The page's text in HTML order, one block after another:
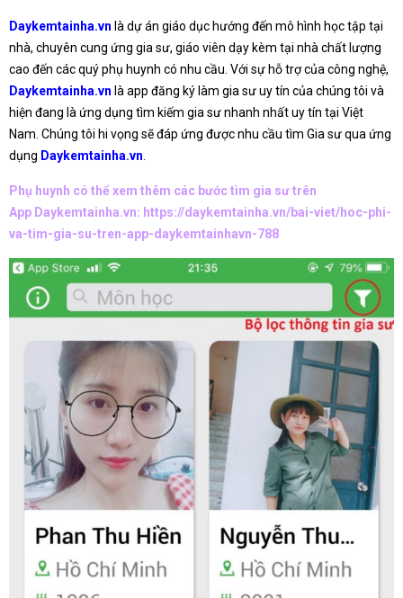
Daykemtainha.vn là dự án giáo dục hướng đến mô hình học tập tại
nhà, chuyên cung ứng gia sư, giáo viên dạy kèm tại nhà chất lượng
cao đến các quý phụ huynh có nhu cầu. Với sự hỗ trợ của công nghệ,
Daykemtainha.vn là app đăng ký làm gia sư uy tín của chúng tôi và
hiện đang là ứng dụng tìm kiếm gia sư nhanh nhất uy tín tại Việt
Nam. Chúng tôi hi vọng sẽ đáp ứng được nhu cầu tìm Gia sư qua ứng
dụng Daykemtainha.vn.
Phụ huynh có thể xem thêm các bước tìm gia sư trên
App Daykemtainha.vn: https://daykemtainha.vn/bai-viet/hoc-phi-
va-tim-gia-su-tren-app-daykemtainhavn-788